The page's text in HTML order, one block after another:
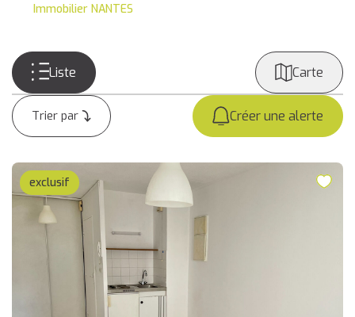
Immobilier NANTES
Créer une alerte
Liste Carte
exclusif